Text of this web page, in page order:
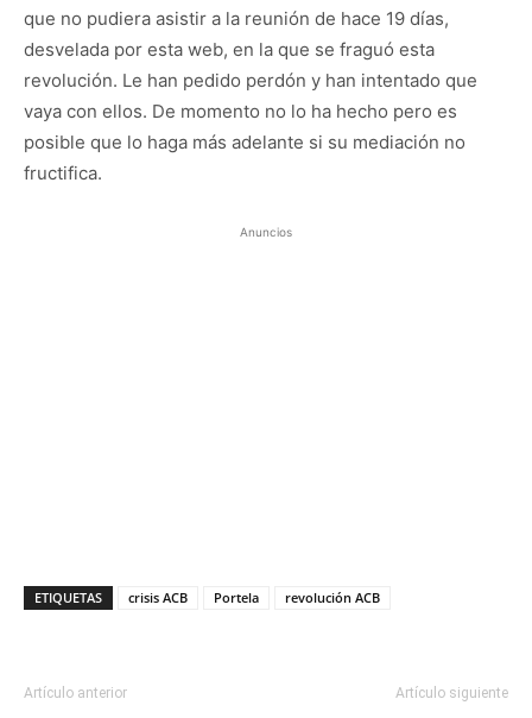
que no pudiera asistir a la reunión de hace 19 días,
desvelada por esta web, en la que se fraguó esta
revolución. Le han pedido perdón y han intentado que
vaya con ellos. De momento no lo ha hecho pero es
posible que lo haga más adelante si su mediación no
fructifica.
Anuncios
ETIQUETAS crisis ACB Portela revolución ACB
Artículo anterior Artículo siguiente